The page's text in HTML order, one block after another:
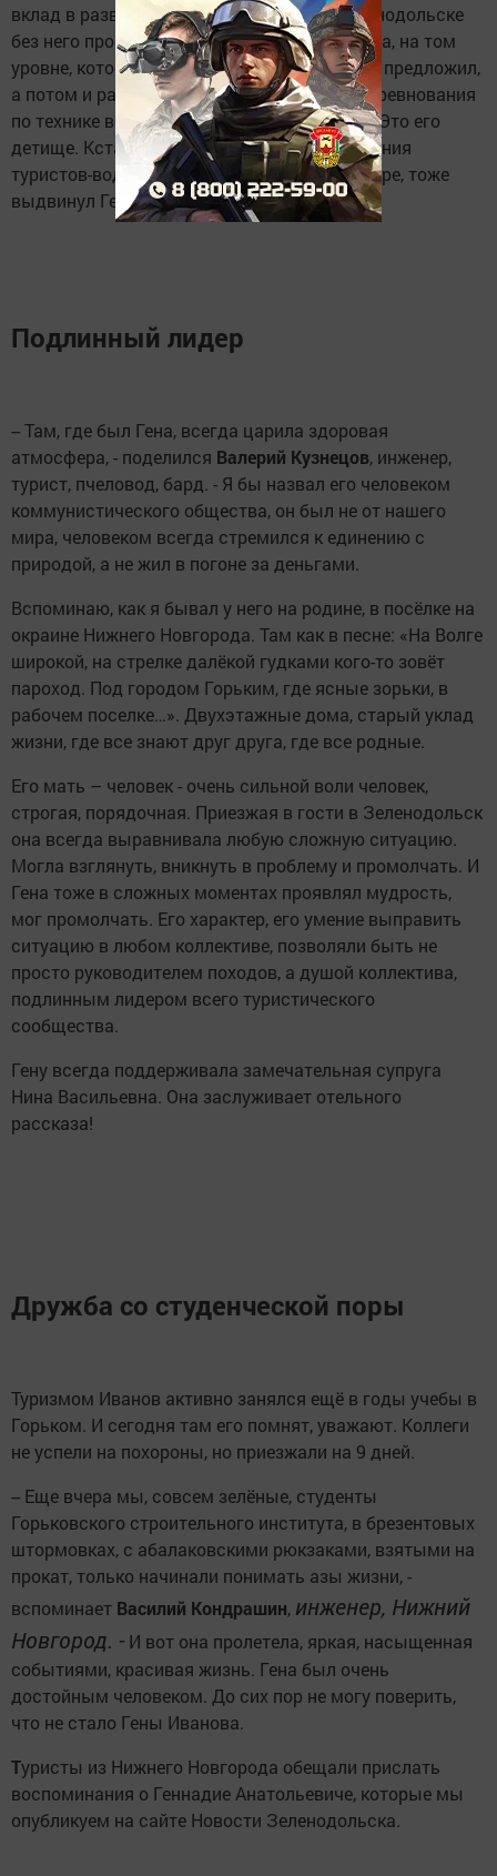
вклад в развитие детского туризма. В Зеленодольске
без него просто не было бы водного туризма, на том
уровне, который поставил Гена. Он сначала предложил,
а потом и разработал, внедрил весенние соревнования
по технике водного туризма на реке Сумка. Это его
детище. Кстати, идею проводить соревнования
туристов-водников прямо на городском озере, тоже
выдвинул Гена.
Подлинный лидер
-- Там, где был Гена, всегда царила здоровая
атмосфера, - поделился Валерий Кузнецов, инженер,
турист, пчеловод, бард. - Я бы назвал его человеком
коммунистического общества, он был не от нашего
мира, человеком всегда стремился к единению с
природой, а не жил в погоне за деньгами.
Вспоминаю, как я бывал у него на родине, в посёлке на
окраине Нижнего Новгорода. Там как в песне: «На Волге
широкой, на стрелке далёкой гудками кого-то зовёт
пароход. Под городом Горьким, где ясные зорьки, в
рабочем поселке…». Двухэтажные дома, старый уклад
жизни, где все знают друг друга, где все родные.
Его мать – человек - очень сильной воли человек,
строгая, порядочная. Приезжая в гости в Зеленодольск
она всегда выравнивала любую сложную ситуацию.
Могла взглянуть, вникнуть в проблему и промолчать. И
Гена тоже в сложных моментах проявлял мудрость,
мог промолчать. Его характер, его умение выправить
ситуацию в любом коллективе, позволяли быть не
просто руководителем походов, а душой коллектива,
подлинным лидером всего туристического
сообщества.
Гену всегда поддерживала замечательная супруга
Нина Васильевна. Она заслуживает отельного
рассказа!
Дружба со студенческой поры
Туризмом Иванов активно занялся ещё в годы учебы в
Горьком. И сегодня там его помнят, уважают. Коллеги
не успели на похороны, но приезжали на 9 дней.
-- Еще вчера мы, совсем зелёные, студенты
Горьковского строительного института, в брезентовых
штормовках, с абалаковскими рюкзаками, взятыми на
прокат, только начинали понимать азы жизни, -
вспоминает Василий Кондрашин, инженер, Нижний
Новгород. - И вот она пролетела, яркая, насыщенная
событиями, красивая жизнь. Гена был очень
достойным человеком. До сих пор не могу поверить,
что не стало Гены Иванова.
Туристы из Нижнего Новгорода обещали прислать
воспоминания о Геннадие Анатольевиче, которые мы
опубликуем на сайте Новости Зеленодольска.